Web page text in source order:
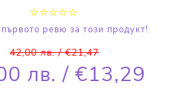
ревю за този продукт!
42,00 лв. / €21,47
лв. / €13,29